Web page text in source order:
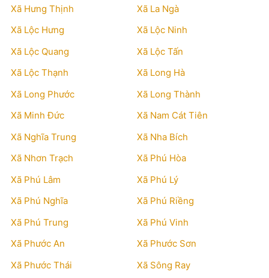
Xã Hưng Thịnh
Xã La Ngà
Xã Lộc Hưng
Xã Lộc Ninh
Xã Lộc Quang
Xã Lộc Tấn
Xã Lộc Thạnh
Xã Long Hà
Xã Long Phước
Xã Long Thành
Xã Minh Đức
Xã Nam Cát Tiên
Xã Nghĩa Trung
Xã Nha Bích
Xã Nhơn Trạch
Xã Phú Hòa
Xã Phú Lâm
Xã Phú Lý
Xã Phú Nghĩa
Xã Phú Riềng
Xã Phú Trung
Xã Phú Vinh
Xã Phước An
Xã Phước Sơn
Xã Phước Thái
Xã Sông Ray